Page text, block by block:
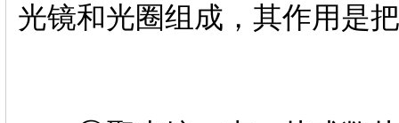
光镜和光圈组成，其作用是